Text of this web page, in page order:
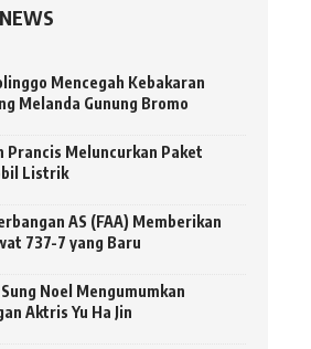
Mencegah Kebakaran
Melanda Gunung Bromo
Prancis Meluncurkan Paket
Listrik
AS (FAA) Memberikan
737-7 yang Baru
Noel Mengumumkan
Aktris Yu Ha Jin